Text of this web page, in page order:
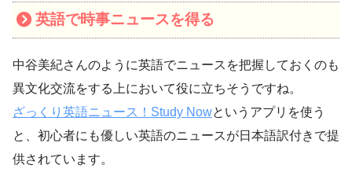
英語で時事ニュースを得る
中谷美紀さんのように英語でニュースを把握しておくのも
異文化交流をする上において役に立ちそうですね。
ざっくり英語ニュース！Study Nowというアプリを使う
と、初心者にも優しい英語のニュースが日本語訳付きで提
供されています。